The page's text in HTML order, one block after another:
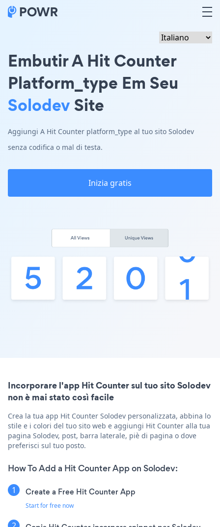
Embutir A Hit Counter
Platform_type Em Seu
SolodevSite
Aggiungi A Hit Counter platform_type al tuo sito Solodev
senza codifica o mal di testa.
Inizia gratis
Incorporare l'app Hit Counter sul tuo sito Solodev
non è mai stato così facile
Crea la tua app Hit Counter Solodev personalizzata, abbina lo
stile e i colori del tuo sito web e aggiungi Hit Counter alla tua
pagina Solodev, post, barra laterale, piè di pagina o dove
preferisci sul tuo posto.
How To Add a Hit Counter App on Solodev:
Create a Free Hit Counter App
Start for free now